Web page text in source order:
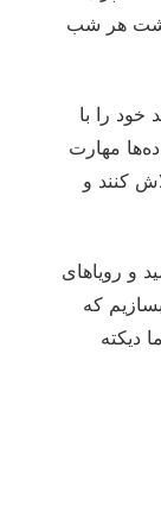
پشت هر شب
خود را با
ده‌ها مهارت
کنند و
۱۴۰۵، سال امید و رویاهای
که
دیکته